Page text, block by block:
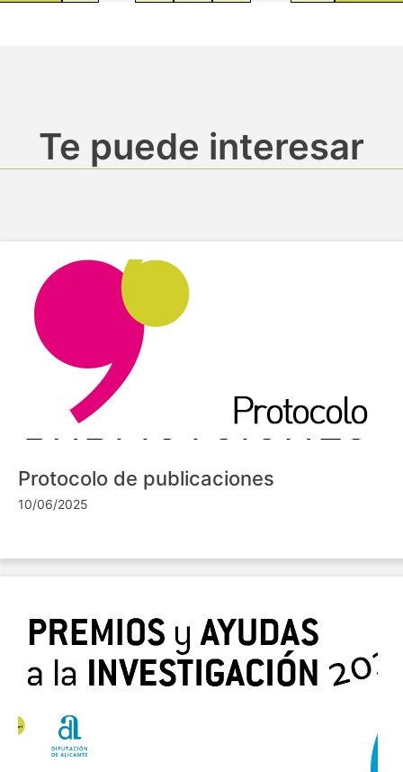
Te puede interesar
Protocolo de publicaciones
10/06/2025